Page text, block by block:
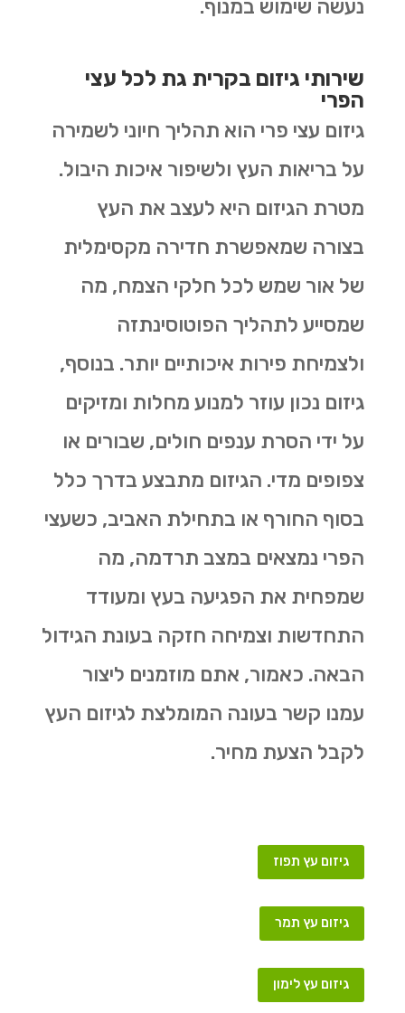
נעשה שימוש במנוף.
שירותי גיזום בקרית גת לכל עצי
הפרי
גיזום עצי פרי הוא תהליך חיוני לשמירה
על בריאות העץ ולשיפור איכות היבול.
מטרת הגיזום היא לעצב את העץ
בצורה שמאפשרת חדירה מקסימלית
של אור שמש לכל חלקי הצמח, מה
שמסייע לתהליך הפוטוסינתזה
ולצמיחת פירות איכותיים יותר. בנוסף,
גיזום נכון עוזר למנוע מחלות ומזיקים
על ידי הסרת ענפים חולים, שבורים או
צפופים מדי. הגיזום מתבצע בדרך כלל
בסוף החורף או בתחילת האביב, כשעצי
הפרי נמצאים במצב תרדמה, מה
שמפחית את הפגיעה בעץ ומעודד
התחדשות וצמיחה חזקה בעונת הגידול
הבאה. כאמור, אתם מוזמנים ליצור
עמנו קשר בעונה המומלצת לגיזום העץ
לקבל הצעת מחיר.
גיזום עץ תפוז
גיזום עץ תמר
גיזום עץ לימון